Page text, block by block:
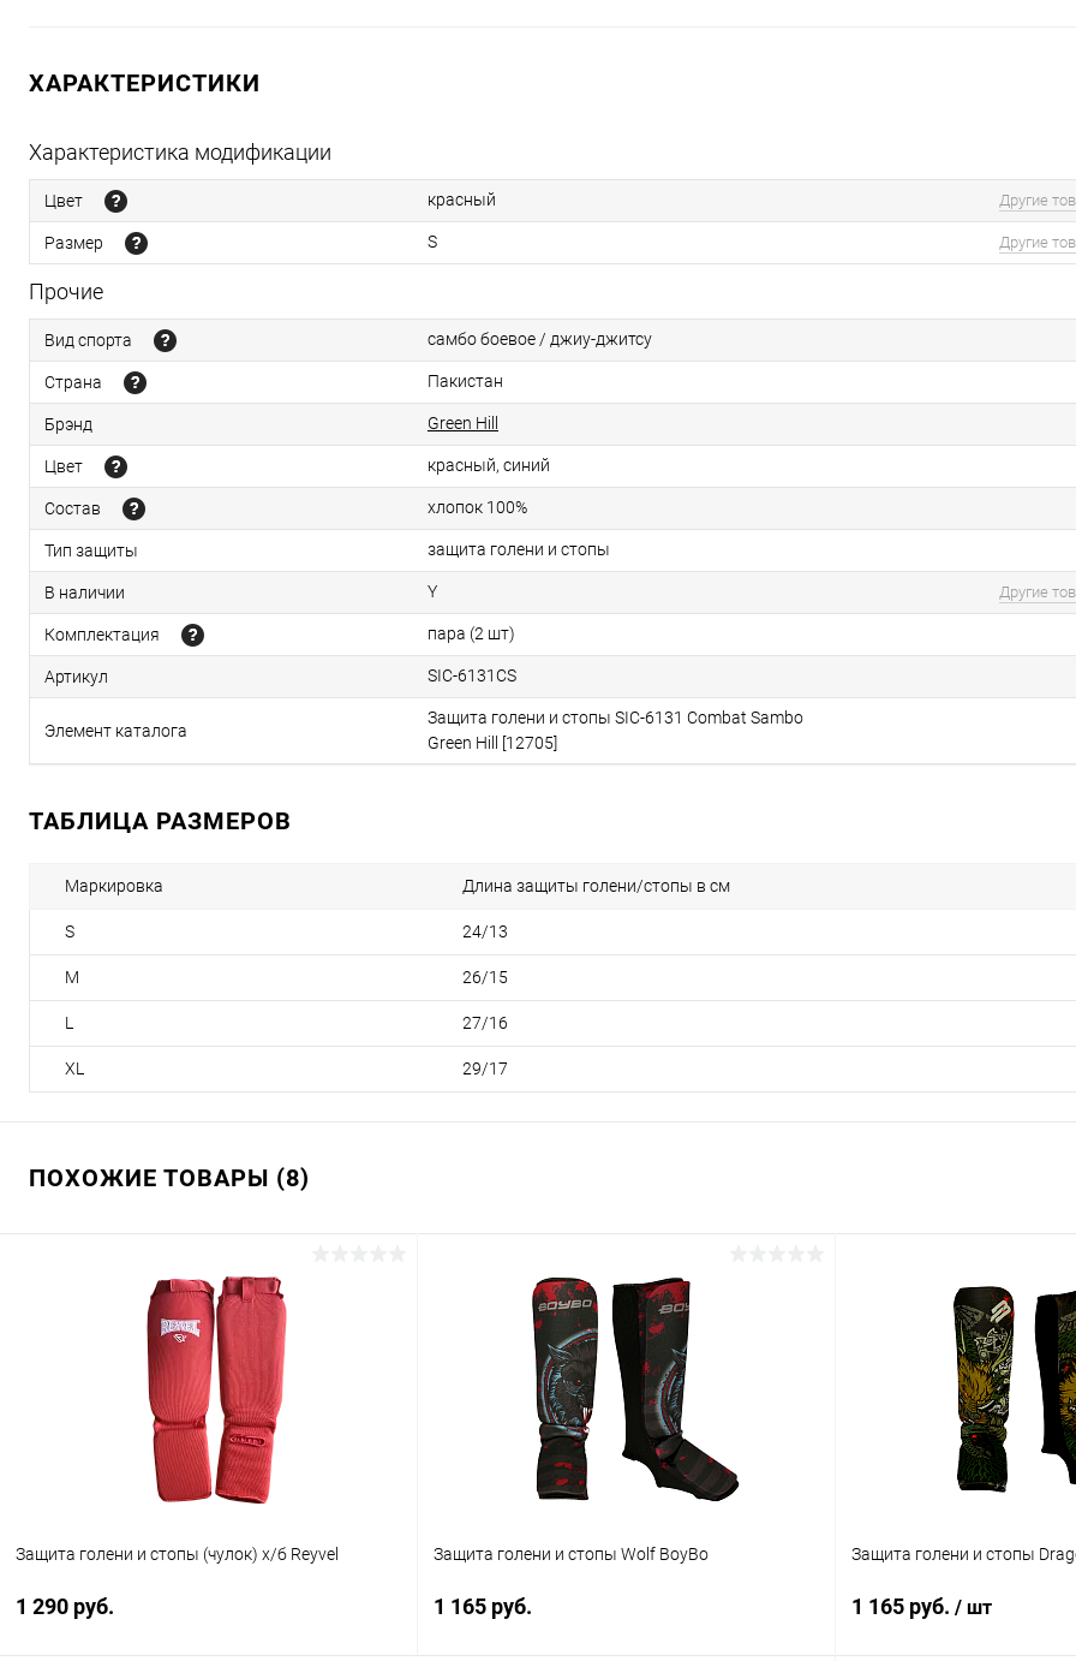
ХАРАКТЕРИСТИКИ
Характеристика модификации
Цвет красный Другие
Размер S Другие
Прочие
Вид спорта самбо боевое / джиу-джитсу
Страна Пакистан
Брэнд Green Hill
Цвет красный, синий
Состав хлопок 100%
Тип защиты защита голени и стопы
В наличии Y Другие
Комплектация пара (2 шт)
Артикул SIC-6131CS
Элемент каталога
Защита голени и стопы SIC-6131 Combat Sambo
Green Hill [12705]
ТАБЛИЦА РАЗМЕРОВ
Маркировка Длина защиты голени/стопы в см
S 24/13
M 26/15
L 27/16
XL 29/17
ПОХОЖИЕ ТОВАРЫ (8)
Защита голени и стопы (чулок) х/б Reyvel
1 290 руб.
Защита голени и стопы Wolf BoyBo
1 165 руб.
Защита голени и стопы
1 165 руб. / шт